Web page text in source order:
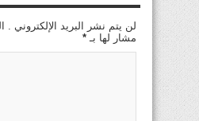
لن يتم نشر البريد الإلكتروني .
مشار لها بـ *